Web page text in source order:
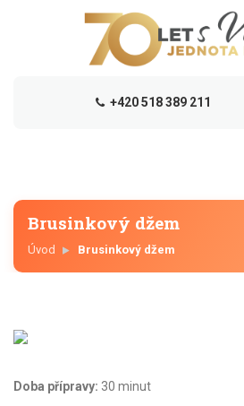
+420 518 389 211
Brusinkový džem
Úvod Brusinkový džem
Doba přípravy: 30 minut